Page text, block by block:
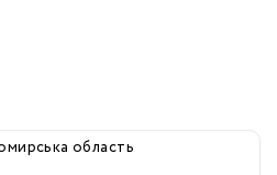
область